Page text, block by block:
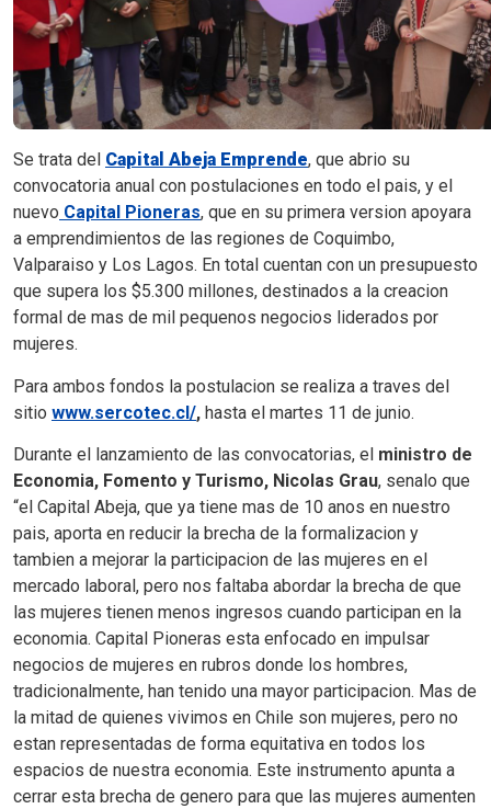
Se trata del Capital Abeja Emprende, que abrio su
convocatoria anual con postulaciones en todo el pais, y el
nuevo Capital Pioneras, que en su primera version apoyara
a emprendimientos de las regiones de Coquimbo,
Valparaiso y Los Lagos. En total cuentan con un presupuesto
que supera los $5.300 millones, destinados a la creacion
formal de mas de mil pequenos negocios liderados por
mujeres.
Para ambos fondos la postulacion se realiza a traves del
sitio www.sercotec.cl/, hasta el martes 11 de junio.
Durante el lanzamiento de las convocatorias, el ministro de
Economia, Fomento y Turismo, Nicolas Grau, senalo que
“el Capital Abeja, que ya tiene mas de 10 anos en nuestro
pais, aporta en reducir la brecha de la formalizacion y
tambien a mejorar la participacion de las mujeres en el
mercado laboral, pero nos faltaba abordar la brecha de que
las mujeres tienen menos ingresos cuando participan en la
economia. Capital Pioneras esta enfocado en impulsar
negocios de mujeres en rubros donde los hombres,
tradicionalmente, han tenido una mayor participacion. Mas de
la mitad de quienes vivimos en Chile son mujeres, pero no
estan representadas de forma equitativa en todos los
espacios de nuestra economia. Este instrumento apunta a
cerrar esta brecha de genero para que las mujeres aumenten